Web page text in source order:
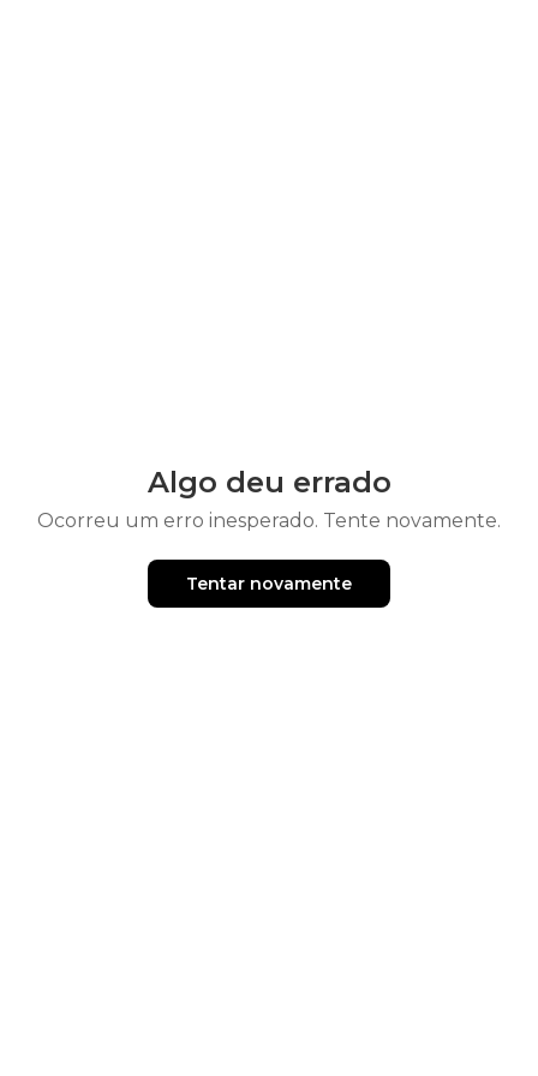
Algo deu errado
Ocorreu um erro inesperado. Tente novamente.
Tentar novamente